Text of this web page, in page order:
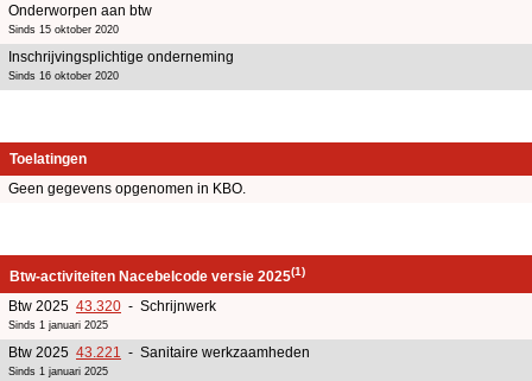
Onderworpen aan btw
Sinds 15 oktober 2020
Inschrijvingsplichtige onderneming
Sinds 16 oktober 2020
Toelatingen
Geen gegevens opgenomen in KBO.
Btw-activiteiten Nacebelcode versie 2025(1)
Btw 2025 43.320 - Schrijnwerk
Sinds 1 januari 2025
Btw 2025 43.221 - Sanitaire werkzaamheden
Sinds 1 januari 2025